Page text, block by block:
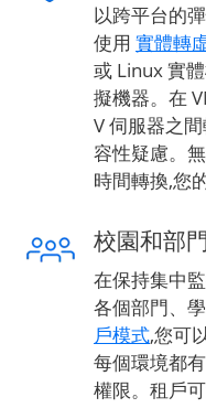
以跨平台的
使用 實體轉
或 Linux 實
擬機器。在
V 伺服器之
容性疑慮。
時間轉換,您
校園和部
在保持集中
各個部門、
戶模式,您可
每個環境都
權限。租戶